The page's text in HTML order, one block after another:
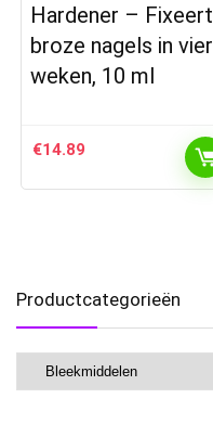
Hardener – Fixeert
broze nagels in vier
weken, 10 ml
€14.89
Productcategorieën